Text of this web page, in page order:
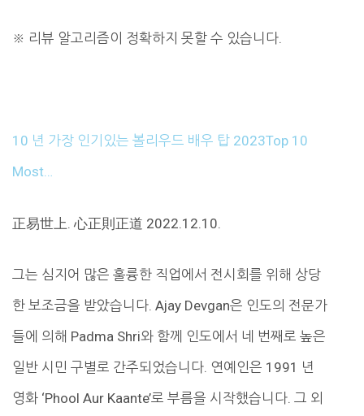
※ 리뷰 알고리즘이 정확하지 못할 수 있습니다.
10 년 가장 인기있는 볼리우드 배우 탑 2023Top 10
Most…
正易世上. 心正則正道 2022.12.10.
그는 심지어 많은 훌륭한 직업에서 전시회를 위해 상당
한 보조금을 받았습니다. Ajay Devgan은 인도의 전문가
들에 의해 Padma Shri와 함께 인도에서 네 번째로 높은
일반 시민 구별로 간주되었습니다. 연예인은 1991 년
영화 ‘Phool Aur Kaante’로 부름을 시작했습니다. 그 외